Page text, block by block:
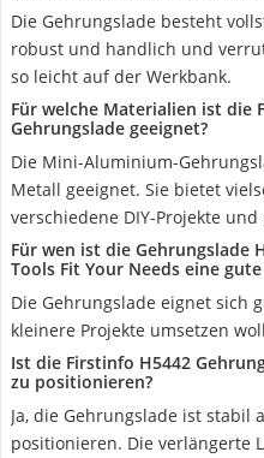
Die Gehrungslade besteht
robust und handlich und
so leicht auf der Werkbank.
Für welche Materialien ist die
Gehrungslade geeignet?
Die Mini-Aluminium-
Metall geeignet. Sie bietet
verschiedene DIY-Projekte
Für wen ist die Gehrungslade
Tools Fit Your Needs eine gute
Die Gehrungslade eignet sich
kleinere Projekte umsetzen
Ist die Firstinfo H5442
zu positionieren?
Ja, die Gehrungslade ist stabil
positionieren. Die verlängerte